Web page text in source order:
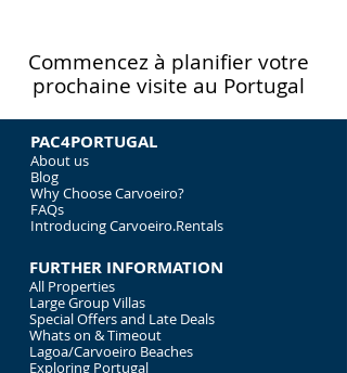
Commencez à planifier votre
prochaine visite au Portugal
PAC4PORTUGAL
About us
Blog
Why Choose Carvoeiro?
FAQs
Introducing Carvoeiro.Rentals
FURTHER INFORMATION
All Properties
Large Group Villas
Special Offers and Late Deals
Whats on & Timeout
Lagoa/Carvoeiro Beaches
Exploring Portugal